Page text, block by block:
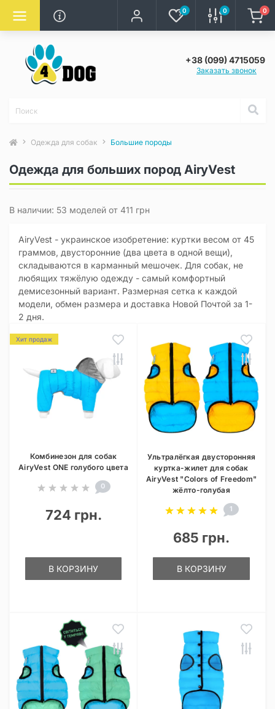
0 0 0
+38 (099) 4715059
Заказать звонок
Одежда для собак Большие породы
Одежда для больших пород AiryVest
В наличии: 53 моделей от 411 грн
AiryVest - украинское изобретение: куртки весом от 45
граммов, двусторонние (два цвета в одной вещи),
складываются в карманный мешочек. Для собак, не
любящих тяжёлую одежду - самый комфортный
демисезонный вариант. Размерная сетка к каждой
модели, обмен размера и доставка Новой Почтой за 1-
2 дня.
Хит продаж
Комбинезон для собак
AiryVest ONE голубого цвета
0
724 грн.
В КОРЗИНУ
Ультралёгкая двусторонняя
куртка-жилет для собак
AiryVest "Colors of Freedom"
жёлто-голубая
1
685 грн.
В КОРЗИНУ